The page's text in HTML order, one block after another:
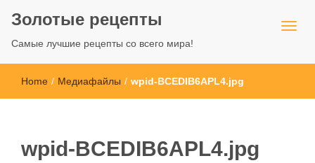
Золотые рецепты
Самые лучшие рецепты со всего мира!
Home / Медиафайлы / wpid-BCEDIB6APL4.jpg
wpid-BCEDIB6APL4.jpg